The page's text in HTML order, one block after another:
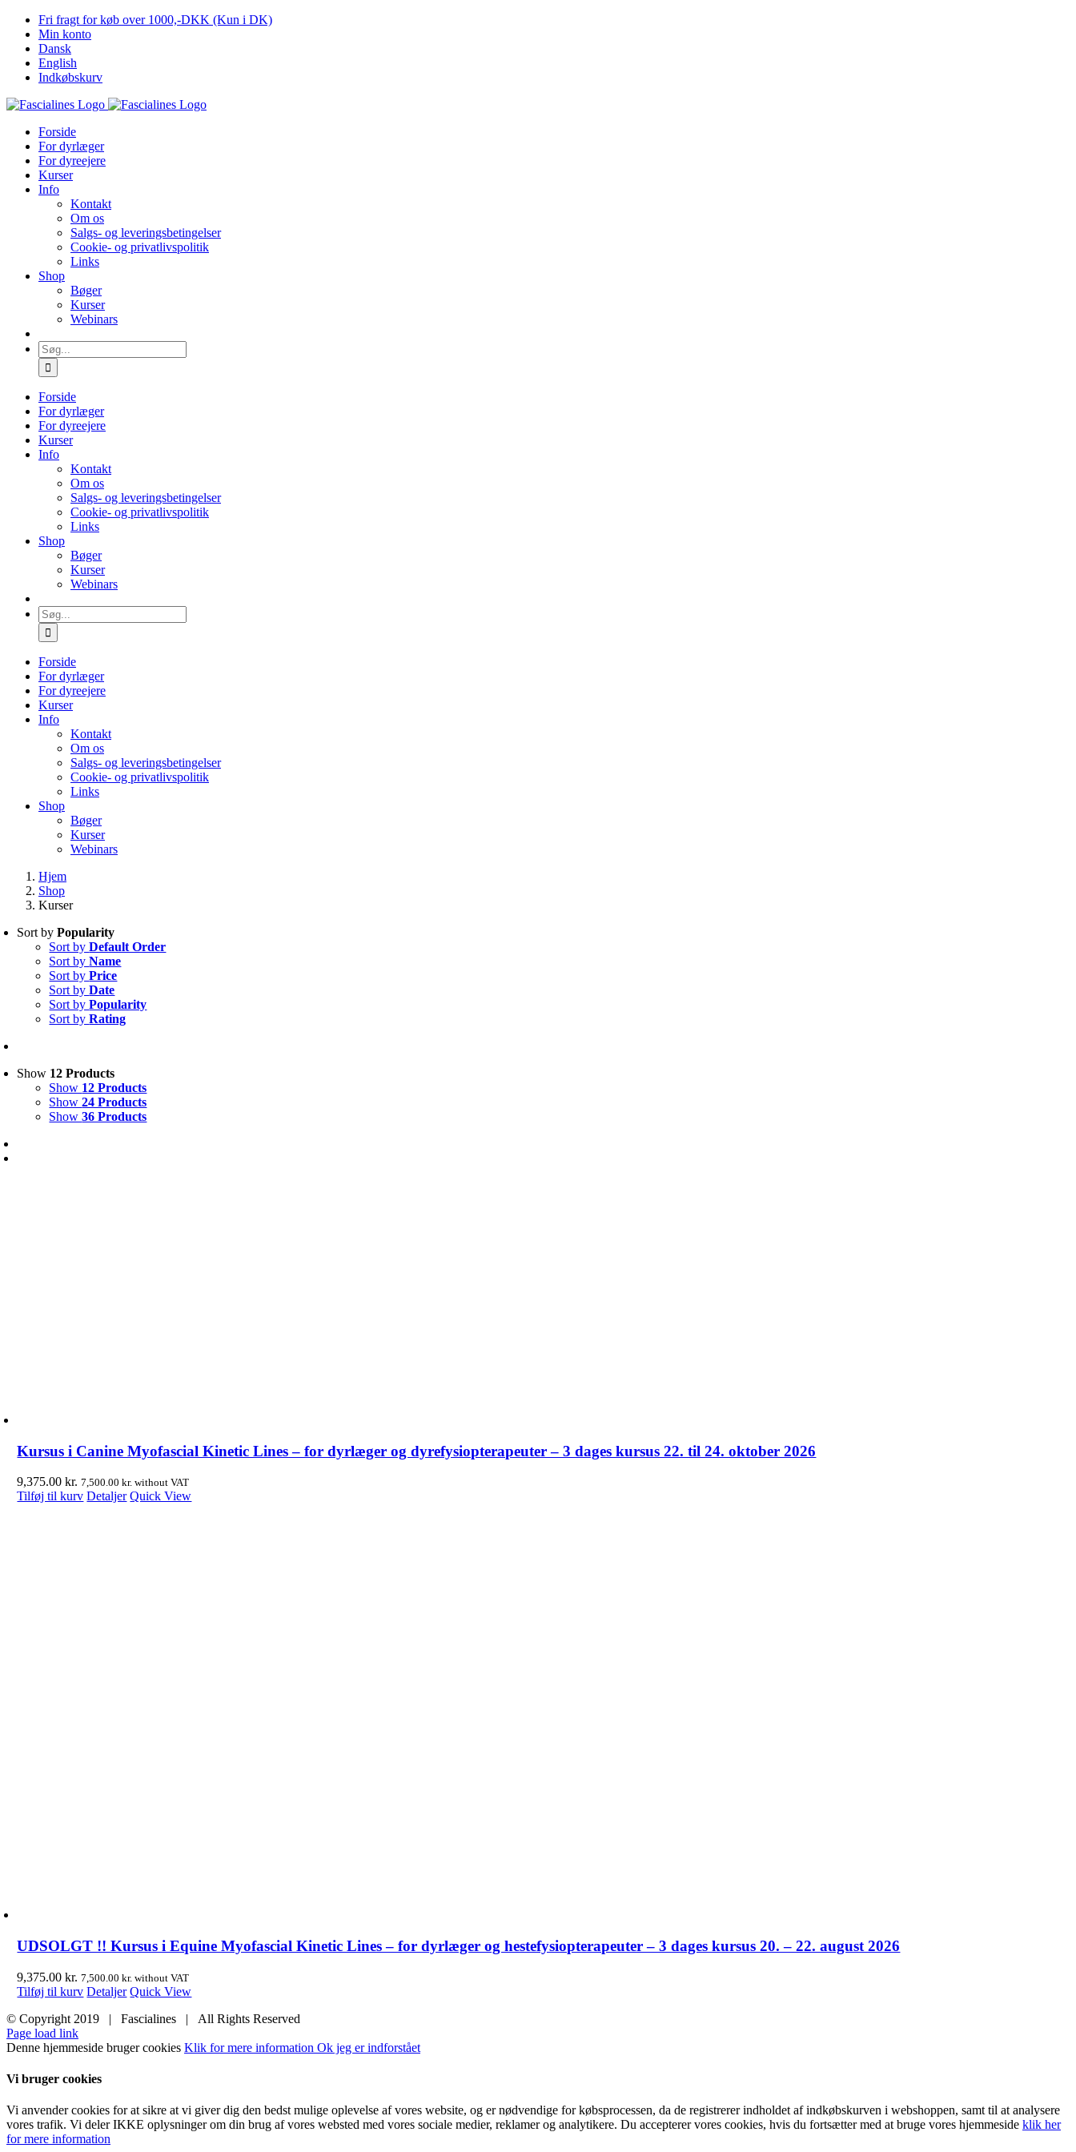
Skip
content
Fri fragt for køb over 1000,-DKK (Kun i DK)
Min konto
Dansk
English
Indkøbskurv
Forside
For dyrlæger
For dyreejere
Kurser
Info
Kontakt
Om os
Salgs- og leveringsbetingelser
Cookie- og privatlivspolitik
Links
Shop
Bøger
Kurser
Webinars
Søg
efter:
Forside
For dyrlæger
For dyreejere
Kurser
Info
Kontakt
Om os
Salgs- og leveringsbetingelser
Cookie- og privatlivspolitik
Links
Shop
Bøger
Kurser
Webinars
Søg
efter:
Forside
For dyrlæger
For dyreejere
Kurser
Info
Kontakt
Om os
Salgs- og leveringsbetingelser
Cookie- og privatlivspolitik
Links
Shop
Bøger
Kurser
Webinars
Hjem
Shop
Kurser
Sort byPopularity
Sort byDefault Order
Sort byName
Sort byPrice
Sort byDate
Sort byPopularity
Sort byRating
Show 12 Products
Show 12 Products
Show24 Products
Show36 Products
Kursus i Canine Myofascial Kinetic Lines – for dyrlæger og dyrefysiopterapeuter – 3 dages kursus 22. til 24. oktober 2026
9,375.00kr. 7,500.00kr. without VAT
Tilføj til kurv Detaljer Quick View
UDSOLGT !! Kursus i Equine Myofascial Kinetic Lines – for dyrlæger og hestefysiopterapeuter – 3 dages kursus 20. – 22. august 2026
9,375.00kr. 7,500.00kr. without VAT
Tilføj til kurv Detaljer Quick View
© Copyright 2019 | Fascialines | All Rights Reserved
Page load link
Denne hjemmeside bruger cookies Klik for mere information Ok jeg er indforstået
Vi bruger cookies
Vi anvender cookies for at sikre at vi giver dig den bedst mulige oplevelse af vores website, og er nødvendige for købsprocessen, da de registrerer indholdet af indkøbskurven i webshoppen, samt til at analysere
vores trafik. Vi deler IKKE oplysninger om din brug af vores websted med vores sociale medier, reklamer og analytikere. Du accepterer vores cookies, hvis du fortsætter med at bruge vores hjemmeside klik her
for mere information